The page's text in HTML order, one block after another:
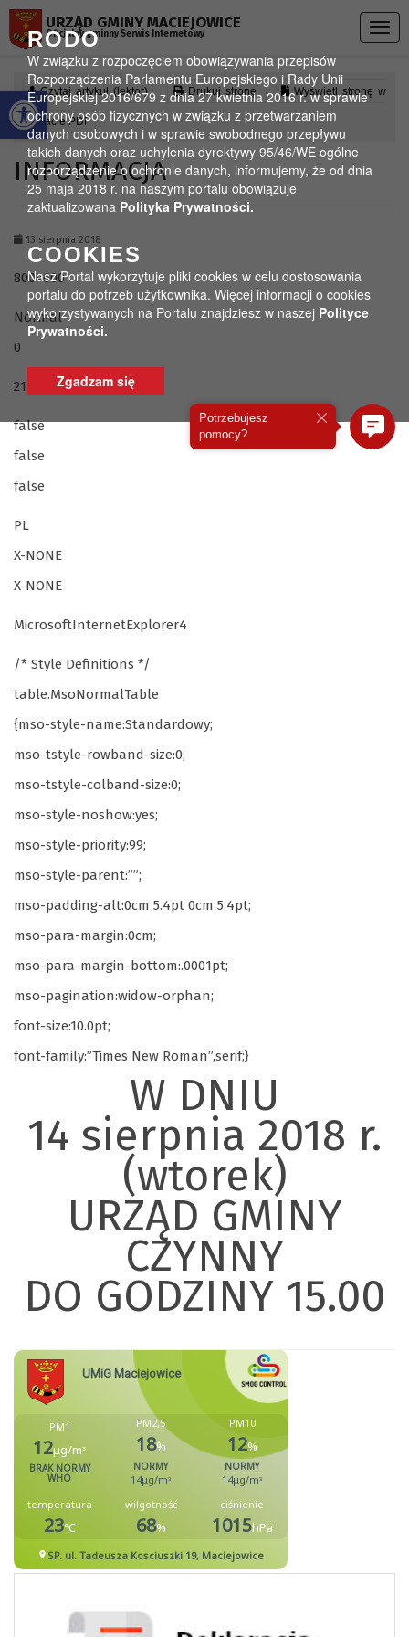
Otwórz pasek narzędzi
RODO
W związku z rozpoczęciem obowiązywania przepisów
Rozporządzenia Parlamentu Europejskiego i Rady Unii
Europejskiej 2016/679 z dnia 27 kwietnia 2016 r. w sprawie
ochrony osób fizycznych w związku z przetwarzaniem
danych osobowych i w sprawie swobodnego przepływu
takich danych oraz uchylenia dyrektywy 95/46/WE ogólne
rozporządzenie o ochronie danych, informujemy, że od dnia
25 maja 2018 r. na naszym portalu obowiązuje
zaktualizowana Polityka Prywatności.
COOKIES
Nasz Portal wykorzytuje pliki cookies w celu dostosowania
portalu do potrzeb użytkownika. Więcej informacji o cookies
wykorzystywanych na Portalu znajdziesz w naszej Polityce
Prywatności.
Zgadzam się
URZĄD GMINY MACIEJOWICE
Oficjalny gminny Serwis Internetowy
Czytaj artykuł (lektor) Drukuj stronę Wyświetl stronę w
formacie PDF
INFORMACJA
13 sierpnia 2018
800×600
Normal
0
21
false
false
false
PL
X-NONE
X-NONE
MicrosoftInternetExplorer4
/* Style Definitions */
table.MsoNormalTable
{mso-style-name:Standardowy;
mso-tstyle-rowband-size:0;
mso-tstyle-colband-size:0;
mso-style-noshow:yes;
mso-style-priority:99;
mso-style-parent:””;
mso-padding-alt:0cm 5.4pt 0cm 5.4pt;
mso-para-margin:0cm;
mso-para-margin-bottom:.0001pt;
mso-pagination:widow-orphan;
font-size:10.0pt;
font-family:”Times New Roman”,serif;}
W DNIU
14 sierpnia 2018 r.
(wtorek)
URZĄD GMINY
CZYNNY
DO GODZINY 15.00
Potrzebujesz
pomocy?